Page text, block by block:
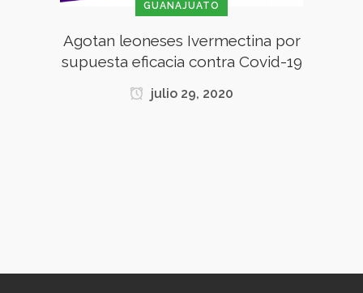
GUANAJUATO
Agotan leoneses Ivermectina por
supuesta eficacia contra Covid-19
julio 29, 2020